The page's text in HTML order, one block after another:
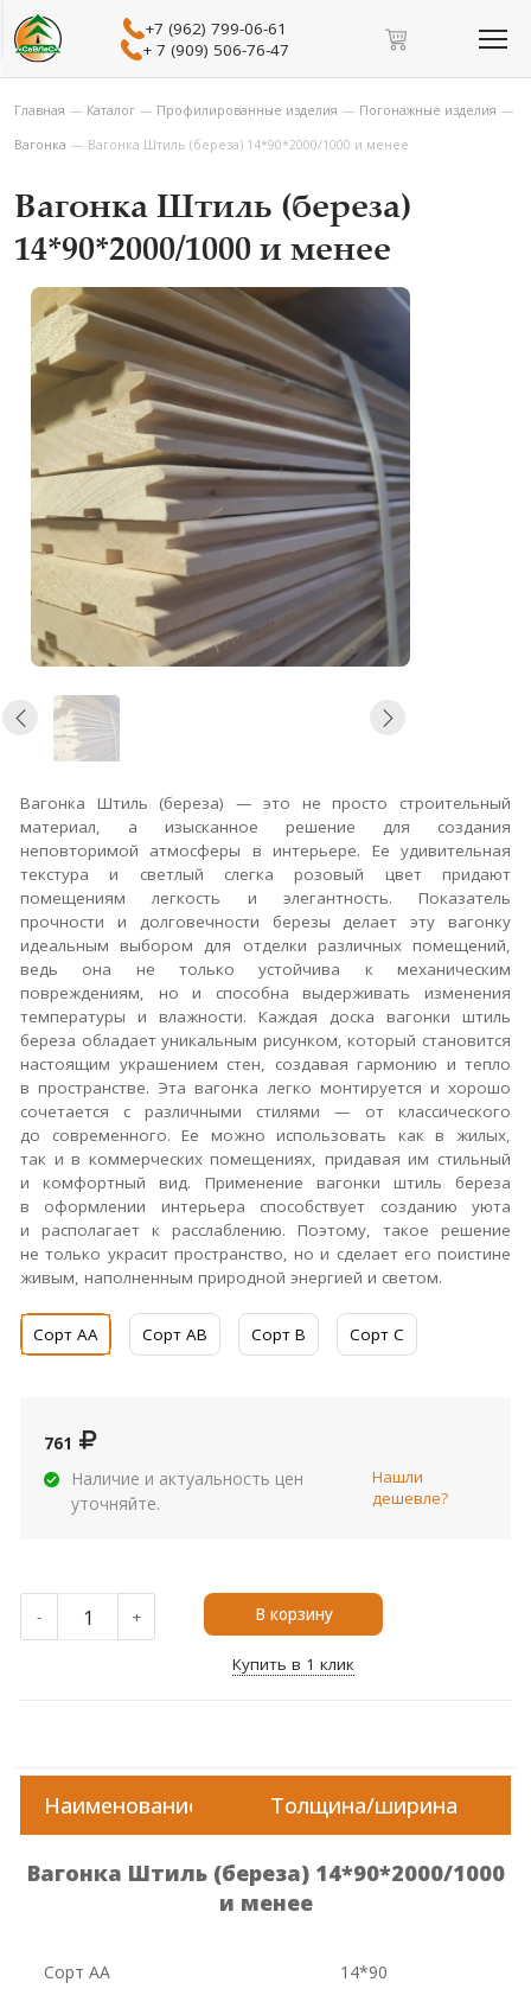
+7 (962) 799-06-61
+ 7 (909) 506-76-47
Главная — Каталог — Профилированные изделия — Погонажные изделия —
Вагонка — Вагонка Штиль (береза) 14*90*2000/1000 и менее
Вагонка Штиль (береза)
14*90*2000/1000 и менее
Вагонка Штиль (береза) — это не просто строительный
материал, а изысканное решение для создания
неповторимой атмосферы в интерьере. Ее удивительная
текстура и светлый слегка розовый цвет придают
помещениям легкость и элегантность. Показатель
прочности и долговечности березы делает эту вагонку
идеальным выбором для отделки различных помещений,
ведь она не только устойчива к механическим
повреждениям, но и способна выдерживать изменения
температуры и влажности. Каждая доска вагонки штиль
береза обладает уникальным рисунком, который становится
настоящим украшением стен, создавая гармонию и тепло
в пространстве. Эта вагонка легко монтируется и хорошо
сочетается с различными стилями — от классического
до современного. Ее можно использовать как в жилых,
так и в коммерческих помещениях, придавая им стильный
и комфортный вид. Применение вагонки штиль береза
в оформлении интерьера способствует созданию уюта
и располагает к расслаблению. Поэтому, такое решение
не только украсит пространство, но и сделает его поистине
живым, наполненным природной энергией и светом.
Сорт АА Сорт АВ Сорт В Сорт С
761
Наличие и актуальность цен
уточняйте.
Нашли
дешевле?
- + В корзину
Купить в 1 клик
Наименование Толщина/ширина
Вагонка Штиль (береза) 14*90*2000/1000
и менее
Сорт АА 14*90